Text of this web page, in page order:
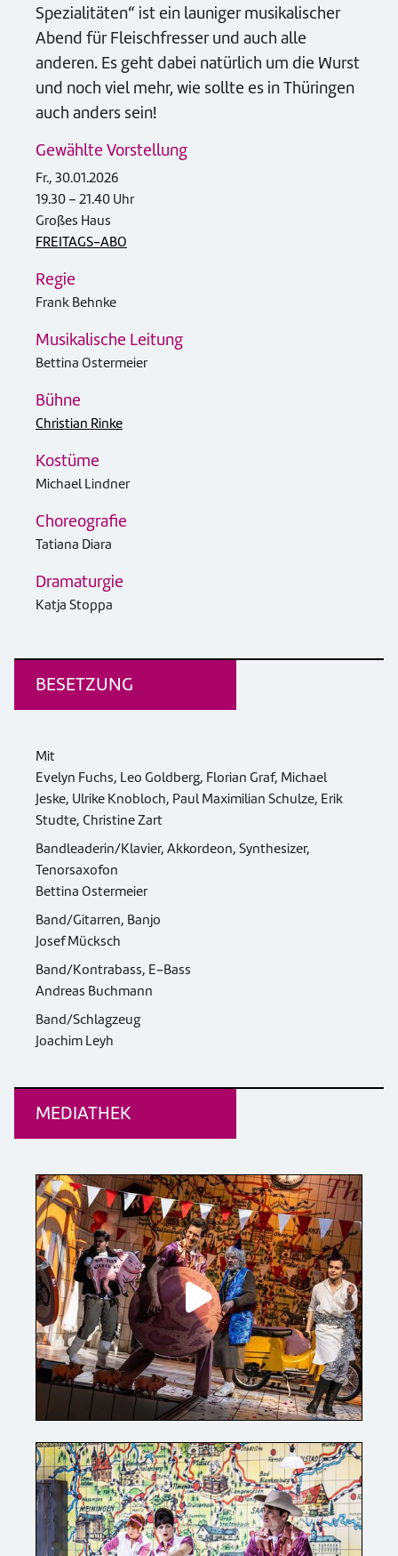
Spezialitäten“ ist ein launiger musikalischer
Abend für Fleischfresser und auch alle
anderen. Es geht dabei natürlich um die Wurst
und noch viel mehr, wie sollte es in Thüringen
auch anders sein!
Gewählte Vorstellung
Fr., 30.01.2026
19.30 – 21.40 Uhr
Großes Haus
FREITAGS-ABO
Regie
Frank Behnke
Musikalische Leitung
Bettina Ostermeier
Bühne
Christian Rinke
Kostüme
Michael Lindner
Choreografie
Tatiana Diara
Dramaturgie
Katja Stoppa
BESETZUNG
Mit
Evelyn Fuchs, Leo Goldberg, Florian Graf, Michael
Jeske, Ulrike Knobloch, Paul Maximilian Schulze, Erik
Studte, Christine Zart
Bandleaderin/Klavier, Akkordeon, Synthesizer,
Tenorsaxofon
Bettina Ostermeier
Band/Gitarren, Banjo
Josef Mücksch
Band/Kontrabass, E-Bass
Andreas Buchmann
Band/Schlagzeug
Joachim Leyh
MEDIATHEK